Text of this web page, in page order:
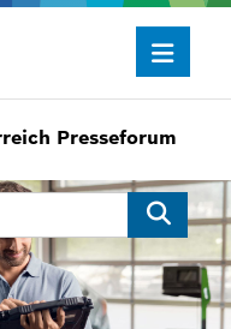
Presseforum